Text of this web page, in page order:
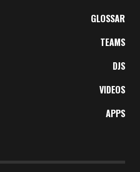
GLOSSAR
TEAMS
DJS
VIDEOS
APPS